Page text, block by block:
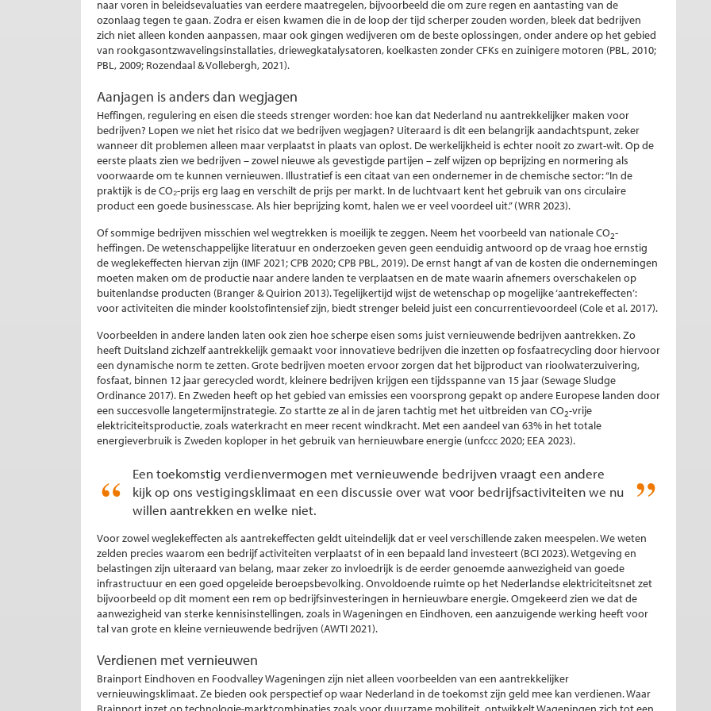
naar voren in beleidsevaluaties van eerdere maatregelen, bijvoorbeeld die om zure regen en aantasting van de
ozonlaag tegen te gaan. Zodra er eisen kwamen die in de loop der tijd scherper zouden worden, bleek dat bedrijven
zich niet alleen konden aanpassen, maar ook gingen wedijveren om de beste oplossingen, onder andere op het gebied
van rookgasontzwavelingsinstallaties, driewegkatalysatoren, koelkasten zonder CFKs en zuinigere motoren (PBL, 2010;
PBL, 2009; Rozendaal & Vollebergh, 2021).
Aanjagen is anders dan wegjagen
Heffingen, regulering en eisen die steeds strenger worden: hoe kan dat Nederland nu aantrekkelijker maken voor
bedrijven? Lopen we niet het risico dat we bedrijven wegjagen? Uiteraard is dit een belangrijk aandachtspunt, zeker
wanneer dit problemen alleen maar verplaatst in plaats van oplost. De werkelijkheid is echter nooit zo zwart-wit. Op de
eerste plaats zien we bedrijven – zowel nieuwe als gevestigde partijen – zelf wijzen op beprijzing en normering als
voorwaarde om te kunnen vernieuwen. Illustratief is een citaat van een ondernemer in de chemische sector: “In de
praktijk is de CO₂-prijs erg laag en verschilt de prijs per markt. In de luchtvaart kent het gebruik van ons circulaire
product een goede businesscase. Als hier beprijzing komt, halen we er veel voordeel uit.” (WRR 2023).
Of sommige bedrijven misschien wel wegtrekken is moeilijk te zeggen. Neem het voorbeeld van nationale CO2-
heffingen. De wetenschappelijke literatuur en onderzoeken geven geen eenduidig antwoord op de vraag hoe ernstig
de weglekeffecten hiervan zijn (IMF 2021; CPB 2020; CPB PBL, 2019). De ernst hangt af van de kosten die ondernemingen
moeten maken om de productie naar andere landen te verplaatsen en de mate waarin afnemers overschakelen op
buitenlandse producten (Branger & Quirion 2013). Tegelijkertijd wijst de wetenschap op mogelijke ‘aantrekeffecten’:
voor activiteiten die minder koolstofintensief zijn, biedt strenger beleid juist een concurrentievoordeel (Cole et al. 2017).
Voorbeelden in andere landen laten ook zien hoe scherpe eisen soms juist vernieuwende bedrijven aantrekken. Zo
heeft Duitsland zichzelf aantrekkelijk gemaakt voor innovatieve bedrijven die inzetten op fosfaatrecycling door hiervoor
een dynamische norm te zetten. Grote bedrijven moeten ervoor zorgen dat het bijproduct van rioolwaterzuivering,
fosfaat, binnen 12 jaar gerecycled wordt, kleinere bedrijven krijgen een tijdsspanne van 15 jaar (Sewage Sludge
Ordinance 2017). En Zweden heeft op het gebied van emissies een voorsprong gepakt op andere Europese landen door
een succesvolle langetermijnstrategie. Zo startte ze al in de jaren tachtig met het uitbreiden van CO2-vrije
elektriciteitsproductie, zoals waterkracht en meer recent windkracht. Met een aandeel van 63% in het totale
energieverbruik is Zweden koploper in het gebruik van hernieuwbare energie (unfccc 2020; EEA 2023).
Een toekomstig verdienvermogen met vernieuwende bedrijven vraagt een andere
kijk op ons vestigingsklimaat en een discussie over wat voor bedrijfsactiviteiten we nu
willen aantrekken en welke niet.
Voor zowel weglekeffecten als aantrekeffecten geldt uiteindelijk dat er veel verschillende zaken meespelen. We weten
zelden precies waarom een bedrijf activiteiten verplaatst of in een bepaald land investeert (BCI 2023). Wetgeving en
belastingen zijn uiteraard van belang, maar zeker zo invloedrijk is de eerder genoemde aanwezigheid van goede
infrastructuur en een goed opgeleide beroepsbevolking. Onvoldoende ruimte op het Nederlandse elektriciteitsnet zet
bijvoorbeeld op dit moment een rem op bedrijfsinvesteringen in hernieuwbare energie. Omgekeerd zien we dat de
aanwezigheid van sterke kennisinstellingen, zoals in Wageningen en Eindhoven, een aanzuigende werking heeft voor
tal van grote en kleine vernieuwende bedrijven (AWTI 2021).
Verdienen met vernieuwen
Brainport Eindhoven en Foodvalley Wageningen zijn niet alleen voorbeelden van een aantrekkelijker
vernieuwingsklimaat. Ze bieden ook perspectief op waar Nederland in de toekomst zijn geld mee kan verdienen. Waar